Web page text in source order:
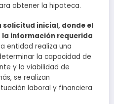
obtener la hipoteca.
solicitud inicial, donde el
información requerida
entidad realiza una
la capacidad de
y la viabilidad de
se realizan
laboral y financiera